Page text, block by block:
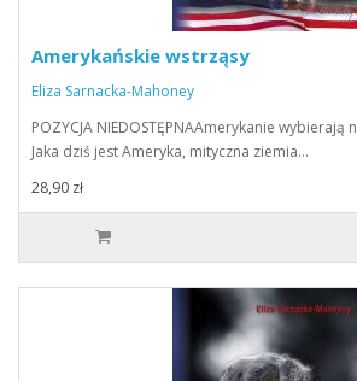
Amerykańskie wstrząsy
Eliza Sarnacka-Mahoney
POZYCJA NIEDOSTĘPNAAmerykanie
Jaka dziś jest Ameryka, mityczna ziemia…
28,90 zł